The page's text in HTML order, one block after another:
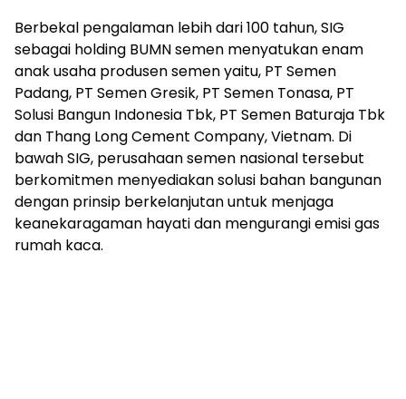
Berbekal pengalaman lebih dari 100 tahun, SIG
sebagai holding BUMN semen menyatukan enam
anak usaha produsen semen yaitu, PT Semen
Padang, PT Semen Gresik, PT Semen Tonasa, PT
Solusi Bangun Indonesia Tbk, PT Semen Baturaja Tbk
dan Thang Long Cement Company, Vietnam. Di
bawah SIG, perusahaan semen nasional tersebut
berkomitmen menyediakan solusi bahan bangunan
dengan prinsip berkelanjutan untuk menjaga
keanekaragaman hayati dan mengurangi emisi gas
rumah kaca.